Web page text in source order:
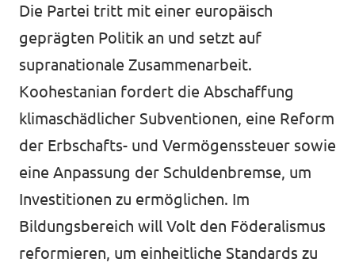
Die Partei tritt mit einer europäisch
geprägten Politik an und setzt auf
supranationale Zusammenarbeit.
Koohestanian fordert die Abschaffung
klimaschädlicher Subventionen, eine Reform
der Erbschafts- und Vermögenssteuer sowie
eine Anpassung der Schuldenbremse, um
Investitionen zu ermöglichen. Im
Bildungsbereich will Volt den Föderalismus
reformieren, um einheitliche Standards zu